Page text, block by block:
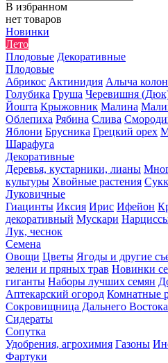
В избранном
нет товаров
Новинки
Лето
Плодовые Декоративные
Плодовые
Абрикос Актинидия Алыча
Голубика Груша Черевишня
Йошта Крыжовник Малина
Облепиха Рябина Слива
Яблони Брусника Грецкий орех
Шарафуга
Декоративные
Деревья, кустарники, лианы
культуры Хвойные растения
Луковичные
Гиацинты Иксия Ирис Ифейон
декоративный Мускари
Лук, чеснок
Семена
Овощи Цветы Ягоды и другие
зелени и пряных трав Новинки
гиганты Наборы лучших семян
Аптекарский огород Комнатные
Сокровищница Дальнего Востока
Сидераты
Сопутка
Удобрения, агрохимия Газоны
Фартуки